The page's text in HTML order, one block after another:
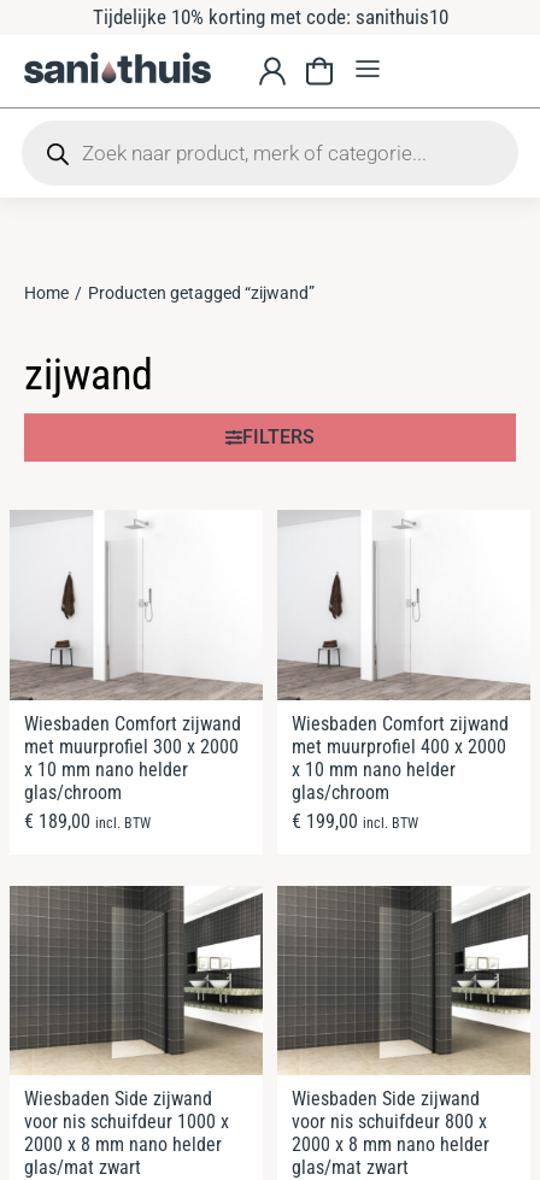
Tijdelijke 10% korting met code: sanithuis10
Je bent hier:
Home Producten getagged “zijwand”
zijwand
FILTERS
Wiesbaden Comfort zijwand
met muurprofiel 300 x 2000
x 10 mm nano helder
glas/chroom
€ 189,00 incl. BTW
Wiesbaden Comfort zijwand
met muurprofiel 400 x 2000
x 10 mm nano helder
glas/chroom
€ 199,00 incl. BTW
Wiesbaden Side zijwand
voor nis schuifdeur 1000 x
2000 x 8 mm nano helder
glas/mat zwart
Wiesbaden Side zijwand
voor nis schuifdeur 800 x
2000 x 8 mm nano helder
glas/mat zwart